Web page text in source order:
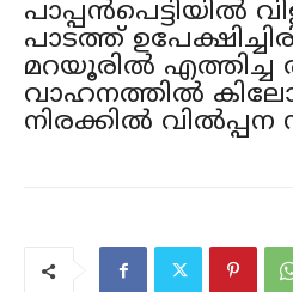
പാപ്പൻപെട്ടിയിൽ
പാടത്ത്
മറയൂരിൽ എത്തിച്ച
വാഹനത്തിൽ
നിരക്കിൽ